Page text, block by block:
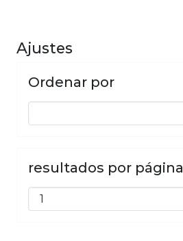
Ajustes
Ordenar por
resultados por página